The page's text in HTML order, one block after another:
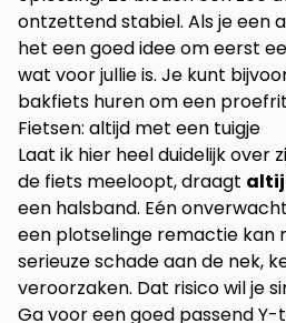
ontzettend stabiel. Als je een
het een goed idee om eerst
wat voor jullie is. Je kunt
bakfiets huren om een
Fietsen: altijd met een tuigje
Laat ik hier heel duidelijk over
de fiets meeloopt, draagt
een halsband. Eén
een plotselinge remactie kan
serieuze schade aan de nek,
veroorzaken. Dat risico wil je
Ga voor een goed passend